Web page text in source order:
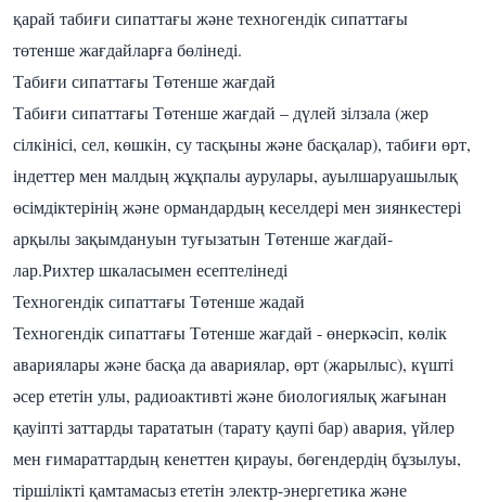
қарай табиғи сипаттағы және техногендік сипаттағы
төтенше жағдайларға бөлінеді.
Табиғи сипаттағы Төтенше жағдай
Табиғи сипаттағы Төтенше жағдай – дүлей зілзала (жер
сілкінісі, сел, көшкін, су тасқыны және басқалар), табиғи өрт,
індеттер мен малдың жұқпалы аурулары, ауылшаруашылық
өсімдіктерінің және ормандардың кеселдері мен зиянкестері
арқылы зақымдануын туғызатын Төтенше жағдай-
лар.Рихтер шкаласымен есептелінеді
Техногендік сипаттағы Төтенше жадай
Техногендік сипаттағы Төтенше жағдай - өнеркәсіп, көлік
авариялары және басқа да авариялар, өрт (жарылыс), күшті
әсер ететін улы, радиоактивті және биологиялық жағынан
қауіпті заттарды тарататын (тарату қаупі бар) авария, үйлер
мен ғимараттардың кенеттен қирауы, бөгендердің бұзылуы,
тіршілікті қамтамасыз ететін электр-энергетика және